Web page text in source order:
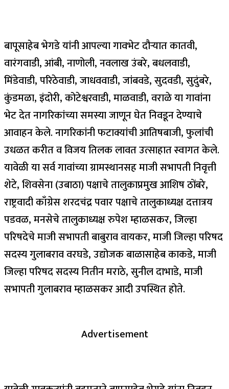
बापूसाहेब भेगडे यांनी आपल्या गावभेट दौऱ्यात कातवी,
वारंगवाडी, आंबी, नाणोली, नवलाख उंबरे, बधलवाडी,
मिंडेवाडी, परिठेवाडी, जाधववाडी, जांबवडे, सुदवडी, सुदुंबरे,
कुंडमळा, इंदोरी, कोटेश्वरवाडी, माळवाडी, वराळे या गावांना
भेट देत नागरिकांच्या समस्या जाणून घेत निवडून देण्याचे
आवाहन केले. नागरिकांनी फटाक्यांची आतिषबाजी, फुलांची
उधळत करीत व विजय तिलक लावत उत्साहात स्वागत केले.
यावेळी या सर्व गावांच्या ग्रामस्थानसह माजी सभापती निवृत्ती
शेटे, शिवसेना (उबाठा) पक्षाचे तालुकाप्रमुख आशिष ठोंबरे,
राष्ट्रवादी काँग्रेस शरदचंद्र पवार पक्षाचे तालुकाध्यक्ष दत्तात्रय
पडवळ, मनसेचे तालुकाध्यक्ष रुपेश म्हाळसकर, जिल्हा
परिषदेचे माजी सभापती बाबुराव वायकर, माजी जिल्हा परिषद
सदस्य गुलाबराव वरघडे, उद्योजक बाळासाहेब काकडे, माजी
जिल्हा परिषद सदस्य नितीन मराठे, सुनील दाभाडे, माजी
सभापती गुलाबराव म्हाळसकर आदी उपस्थित होते.
Advertisement